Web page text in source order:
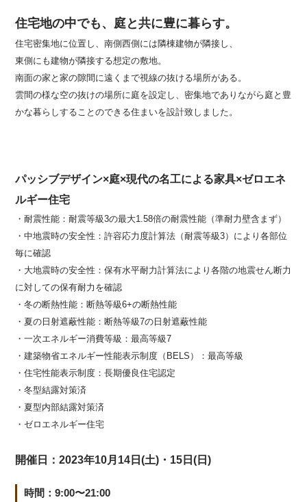
住宅地の中でも、庭と共に豊に暮らす。
住宅密集地に位置し、南側西側には隣棟建物が隣接し、
東側にも建物が隣接する想定の敷地。
南面の家と家の隙間に遠くまで視線の抜ける場所がある。
雲間の様な空の抜けの場所に庭を設定し、密集地でありながら庭と豊
かな暮らしすることのできる住まいを設計致しました。
パッシブデザイン×庭×現代の名工による家具×ゼロエネ
ルギー住宅
・耐震性能：耐震等級3の最大1.58倍の耐震性能（準耐力壁含まず）
・中地震時の安全性：許容応力度計算法（耐震等級3）により各部位
毎に確認
・大地震時の安全性：保有水平耐力計算法により各階の地震せん断力
に対しての保有耐力を確認
・冬の断熱性能：断熱等級6+の断熱性能
・夏の日射遮蔽性能：断熱等級7の日射遮蔽性能
・一次エネルギー消費等級：最高等級7
・建築物省エネルギー性能表示制度（BELS）：最高等級
・住宅性能表示制度：長期優良住宅認定
・冬型結露対策済
・夏型内部結露対策済
・ゼロエネルギー住宅
開催日：2023年10月14日(土)・15日(日)
時間：9:00〜21:00